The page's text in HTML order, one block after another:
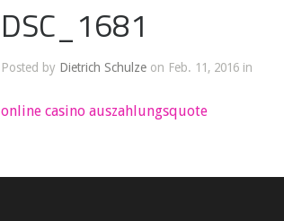
DSC_1681
Posted by Dietrich Schulze on Feb. 11, 2016 in
online casino auszahlungsquote